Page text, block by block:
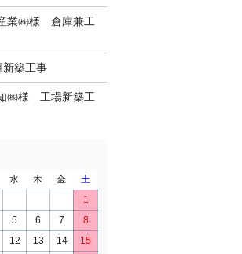
業㈱様 倉庫兼工
築工事
㈱様 工場新築工
水 木 金
土
1
5 6 7
8
12 13 14
15